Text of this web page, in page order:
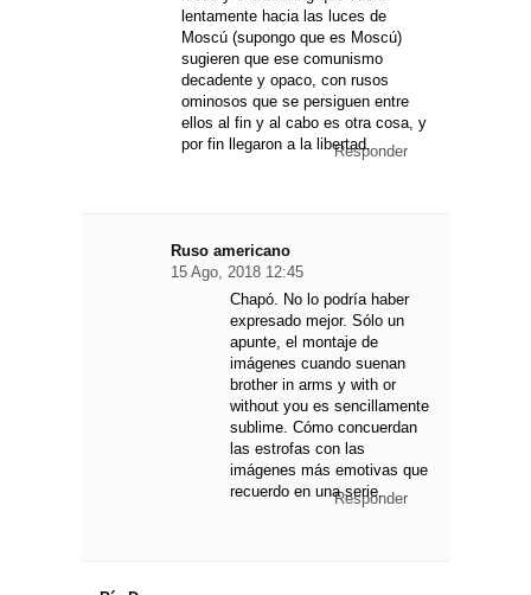
lentamente hacia las luces de
Moscú (supongo que es Moscú)
sugieren que ese comunismo
decadente y opaco, con rusos
ominosos que se persiguen entre
ellos al fin y al cabo es otra cosa, y
por fin llegaron a la libertad.Responder
Ruso americano
15 Ago, 2018 12:45
Chapó. No lo podría haber
expresado mejor. Sólo un
apunte, el montaje de
imágenes cuando suenan
brother in arms y with or
without you es sencillamente
sublime. Cómo concuerdan
las estrofas con las
imágenes más emotivas que
recuerdo en una serie.
Responder